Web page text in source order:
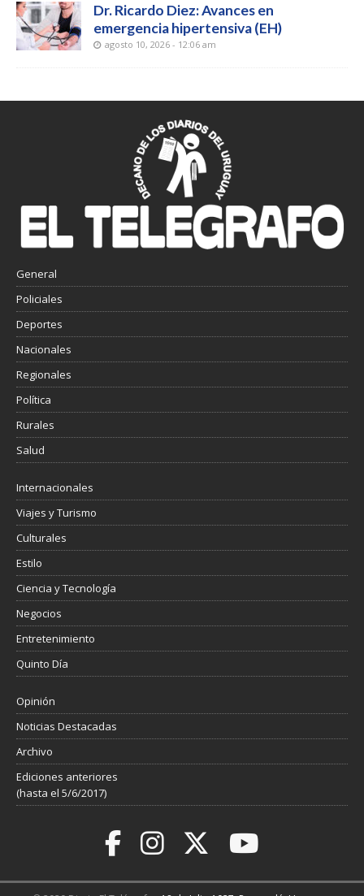
Dr. Ricardo Diez: Avances en
emergencia hipertensiva (EH)
agosto 10, 2026 - 12:06 am
General
Policiales
Deportes
Nacionales
Regionales
Política
Rurales
Salud
Internacionales
Viajes y Turismo
Culturales
Estilo
Ciencia y Tecnología
Negocios
Entretenimiento
Quinto Día
Opinión
Noticias Destacadas
Archivo
Ediciones anteriores
(hasta el 5/6/2017)